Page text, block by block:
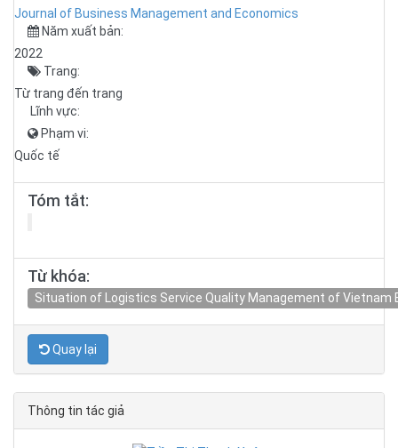
Journal of Business Management and Economics
Năm xuất bản:
2022
Trang:
Từ trang đến trang
Lĩnh vực:
Phạm vi:
Quốc tế
Tóm tắt:
Từ khóa:
Situation of Logistics Service Quality Management of Vietnam
Quay lại
Thông tin tác giả